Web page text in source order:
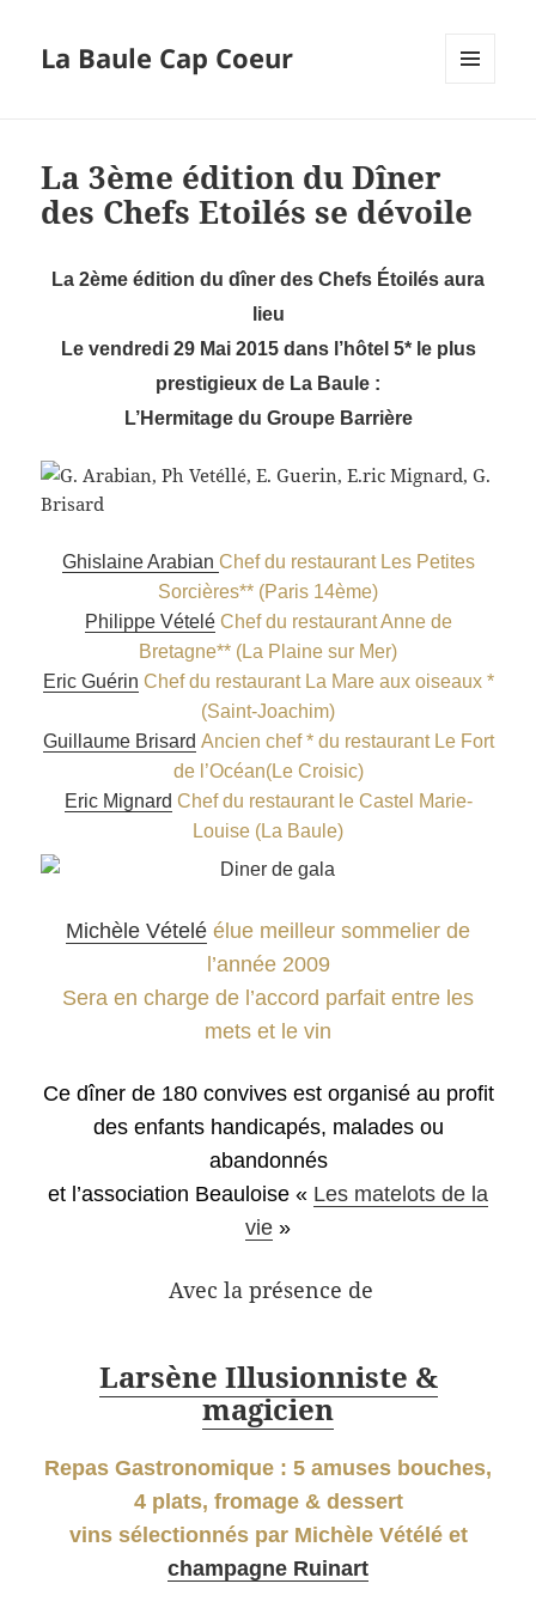
La Baule Cap Coeur
La 3ème édition du Dîner
des Chefs Etoilés se dévoile
La 2ème édition du dîner des Chefs Étoilés aura
lieu
Le vendredi 29 Mai 2015 dans l’hôtel 5* le plus
prestigieux de La Baule :
L’Hermitage du Groupe Barrière
Ghislaine Arabian Chef du restaurant Les Petites
Sorcières** (Paris 14ème)
Philippe Vételé Chef du restaurant Anne de
Bretagne** (La Plaine sur Mer)
Eric Guérin Chef du restaurant La Mare aux oiseaux *
(Saint-Joachim)
Guillaume Brisard Ancien chef * du restaurant Le Fort
de l’Océan(Le Croisic)
Eric Mignard Chef du restaurant le Castel Marie-
Louise (La Baule)
Michèle Vételé élue meilleur sommelier de
l’année 2009
Sera en charge de l’accord parfait entre les
mets et le vin
Ce dîner de 180 convives est organisé au profit
des enfants handicapés, malades ou
abandonnés
et l’association Beauloise « Les matelots de la
vie »
Avec la présence de
Larsène Illusionniste &
magicien
Repas Gastronomique : 5 amuses bouches,
4 plats, fromage & dessert
vins sélectionnés par Michèle Vétélé et
champagne Ruinart